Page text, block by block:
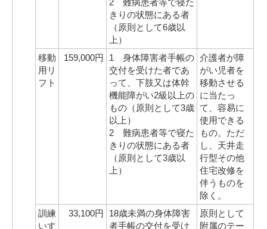
きりの状態にある者
（原則として6歳以
上）
移動
用リ
フト
159,000円
1 身体障害者手帳の
交付を受けた者であ
って、下肢又は体幹
機能障がい2級以上の
もの（原則として3歳
以上）
2 難病患者等で寝た
きりの状態にある者
（原則として3歳以
上）
介護者が障
がい児者を
移動させる
に当たっ
て、容易に
使用できる
もの。ただ
し、天井走
行型その他
住宅改修を
伴うものを
除く。
訓練
いす
33,100円
18歳未満の身体障害
者手帳の交付を受け
原則として
附属のテー